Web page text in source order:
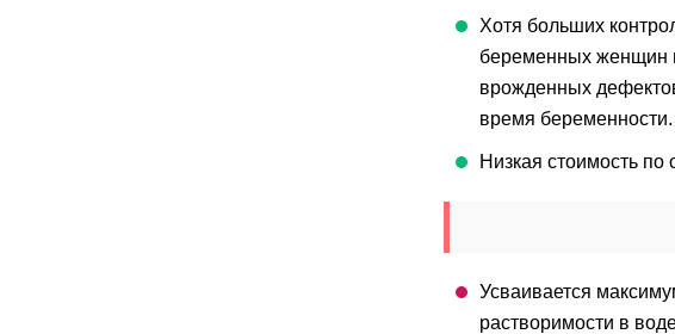
Хотя больших
беременных женщин
врожденных
время беременности.
Низкая стоимость
Усваивается
растворимости в